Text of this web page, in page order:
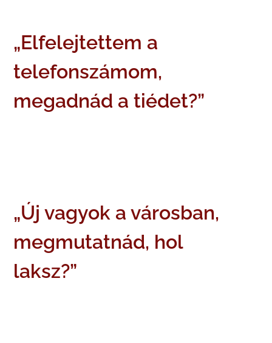
„Elfelejtettem a
telefonszámom,
megadnád a tiédet?”
„Új vagyok a városban,
megmutatnád, hol
laksz?”